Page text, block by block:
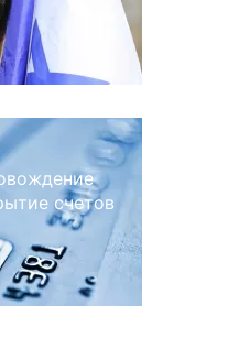
счетов